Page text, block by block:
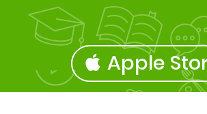
Apple